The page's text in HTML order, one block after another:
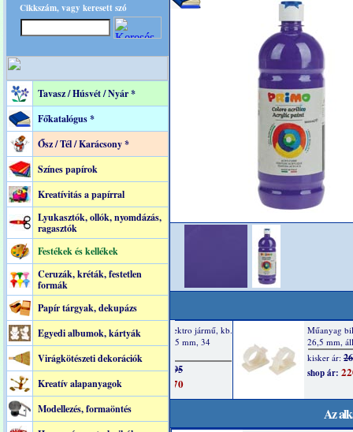
Cikkszám, vagy keresett szó
Tavasz / Húsvét / Nyár *
Főkatalógus *
Ősz / Tél / Karácsony *
Színes papírok
Kreatívitás a papírral
Lyukasztók, ollók, nyomdázás,
ragasztók
Festékek és kellékek
Ceruzák, kréták, festetlen
formák
Papír tárgyak, dekupázs
Egyedi albumok, kártyák
Virágkötészeti dekorációk
Kreatív alapanyagok
Modellezés, formaöntés
Az